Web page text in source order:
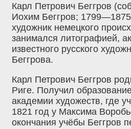
Карл Петрович Беггров
Иохим Беггров;
художник немецкого
занимался литографией,
известного русского
Беггрова.
Карл Петрович Беггров
Риге. Получил
академии художеств, где
1821 год у Максима
окончания учёбы Беггров